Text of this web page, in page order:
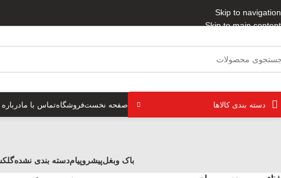
Skip to navigation
Skip to main content
دسته بندی کالاها صفحه نخستفروشگاهتماس با مادرباره
باک وبغلپیشروپیامدسته بندی نشده